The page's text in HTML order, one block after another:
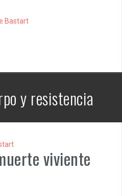
y resistencia
viviente